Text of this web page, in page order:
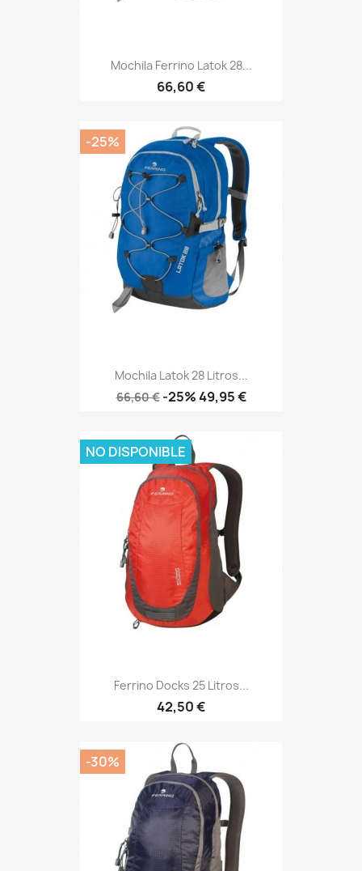
Mochila Ferrino Latok 28...
Precio
66,60 €
Mochila Latok 28 Litros...
Precio
66,60 € -25%Precio
49,95 €
-25%
Ferrino Docks 25 Litros...
Precio
42,50 €
NO DISPONIBLE
-30%